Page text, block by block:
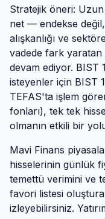
Stratejik öneri: Uzun
net — endekse
alışkanlığı ve
vadede fark
devam ediyor. BIST
isteyenler için BIST
TEFAS'ta işlem
fonları), tek tek
olmanın etkili bir
Mavi Finans
hisselerinin günlük
temettü verimini ve
favori listesi
izleyebilirsiniz.